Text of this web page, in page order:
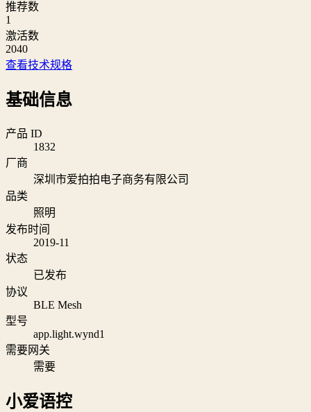
推荐数
1
激活数
2040
查看技术规格
基础信息
产品 ID
1832
厂商
深圳市爱拍拍电子商务有限公司
品类
照明
发布时间
2019-11
状态
已发布
协议
BLE Mesh
型号
app.light.wynd1
需要网关
需要
小爱语控